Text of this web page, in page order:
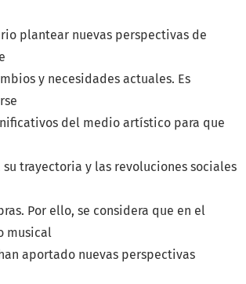
plantear nuevas perspectivas de
y necesidades actuales. Es
del medio artístico para que
trayectoria y las revoluciones sociales
Por ello, se considera que en el
musical
aportado nuevas perspectivas